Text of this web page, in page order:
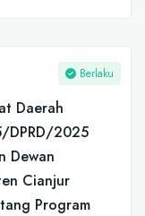
Berlaku
Daerah
DPRD/2025
Dewan
Cianjur
Program